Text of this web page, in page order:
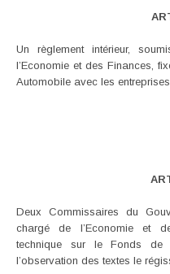
Un règlement intérieur,
l’Economie et des Finances,
Automobile avec les entreprises
Deux Commissaires du
chargé de l’Economie et
technique sur le Fonds de
l’observation des textes le